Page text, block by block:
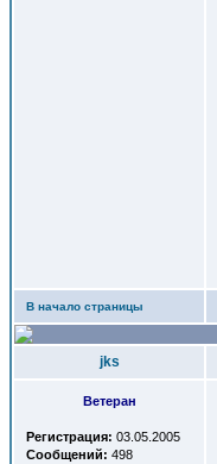
В начало страницы
jks
Ветеран
Регистрация: 03.05.2005
Сообщений: 498